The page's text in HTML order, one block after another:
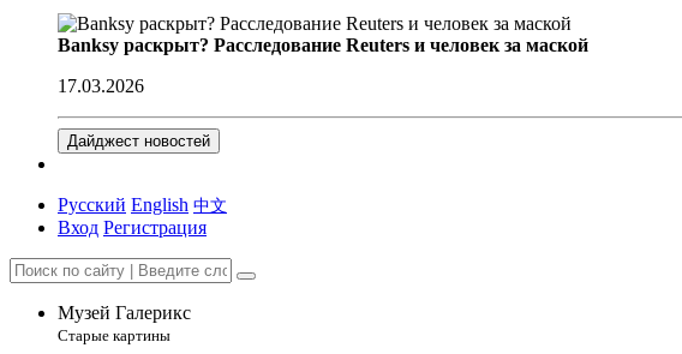
Banksy раскрыт? Расследование Reuters и человек за маской
17.03.2026
Дайджест новостей
Русский English 中文
Вход Регистрация
Музей Галерикс
Старые картины